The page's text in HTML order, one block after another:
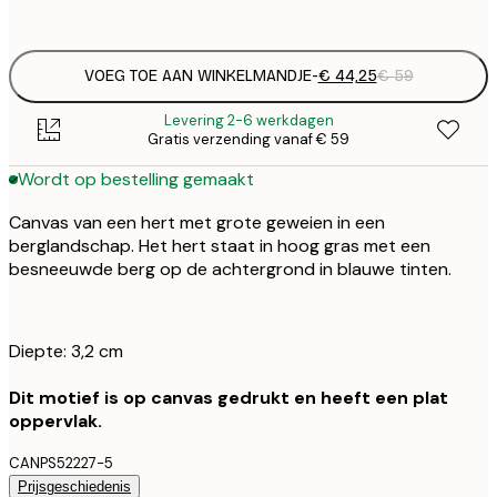
VOEG TOE AAN WINKELMANDJE-€ 44,25€ 59
Levering 2-6 werkdagen
Gratis verzending vanaf € 59
Wordt op bestelling gemaakt
Canvas van een hert met grote geweien in een
berglandschap. Het hert staat in hoog gras met een
besneeuwde berg op de achtergrond in blauwe tinten.
Diepte: 3,2 cm
Dit motief is op canvas gedrukt en heeft een plat
oppervlak.
CANPS52227-5
Prijsgeschiedenis